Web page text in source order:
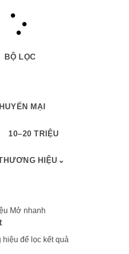
BỘ LỌC
MẠI
10–20 TRIỆU
HIỆU ⌄
Mở nhanh
để lọc kết quả